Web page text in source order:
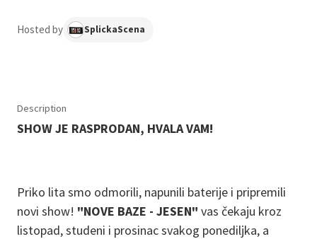
Hosted by SplickaScena
Description
SHOW JE RASPRODAN, HVALA VAM!
Priko lita smo odmorili, napunili baterije i pripremili
novi show! "NOVE BAZE - JESEN" vas čekaju kroz
listopad, studeni i prosinac svakog ponediljka, a